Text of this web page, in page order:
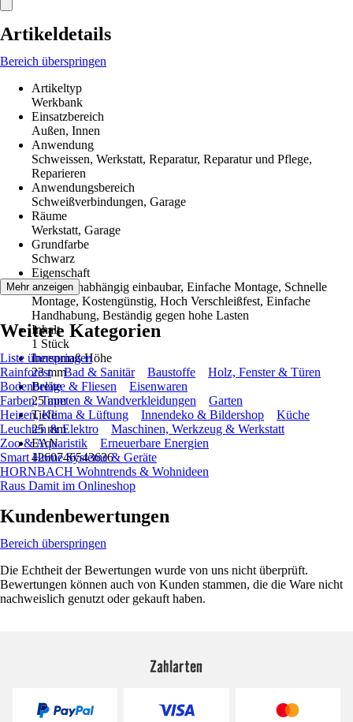
Artikeldetails
Bereich überspringen
Artikeltyp
Werkbank
Einsatzbereich
Außen, Innen
Anwendung
Schweissen, Werkstatt, Reparatur, Reparatur und Pflege,
Reparieren
Anwendungsbereich
Schweißverbindungen, Garage
Räume
Werkstatt, Garage
Grundfarbe
Schwarz
Eigenschaft
System unabhängig einbaubar, Einfache Montage, Schnelle
Montage, Kostengünstig, Hoch Verschleißfest, Einfache
Handhabung, Beständig gegen hohe Lasten
Inhalt
1 Stück
Innenmaß Höhe
23 mm
Breite
25 mm
Tiefe
25 mm
EAN
4260746543636
Mehr anzeigen
Weitere Kategorien
Liste überspringen
Rainforest
Bad & Sanitär Baustoffe
Holz, Fenster & Türen
Bodenbeläge & Fliesen
Eisenwaren
Farben, Tapeten & Wandverkleidungen
Garten
Heizen, Klima & Lüftung
Innendeko & Bildershop
Küche
Leuchten & Elektro
Maschinen, Werkzeug & Werkstatt
Zoo & Aquaristik
Erneuerbare Energien
Smart Home Systeme & Geräte
HORNBACH Wohntrends & Wohnideen
Raus Damit im Onlineshop
Kundenbewertungen
Bereich überspringen
Die Echtheit der Bewertungen wurde von uns nicht überprüft.
Bewertungen können auch von Kunden stammen, die die Ware nicht
nachweislich genutzt oder gekauft haben.
Zahlarten